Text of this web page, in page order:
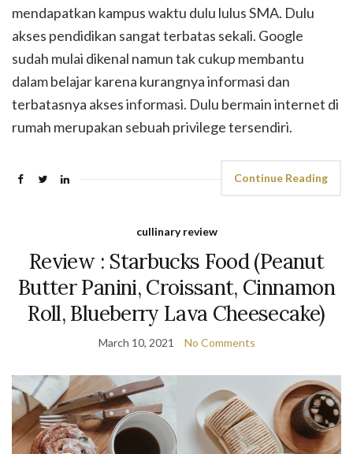
mendapatkan kampus waktu dulu lulus SMA. Dulu
akses pendidikan sangat terbatas sekali. Google
sudah mulai dikenal namun tak cukup membantu
dalam belajar karena kurangnya informasi dan
terbatasnya akses informasi. Dulu bermain internet di
rumah merupakan sebuah privilege tersendiri.
Continue Reading
cullinary review
Review : Starbucks Food (Peanut
Butter Panini, Croissant, Cinnamon
Roll, Blueberry Lava Cheesecake)
March 10, 2021 No Comments